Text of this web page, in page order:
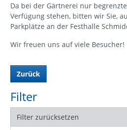
Da bei der Gärtnerei nur
Verfügung stehen, bitten wir Sie,
Parkplätze an der Festhalle
Wir freuen uns auf viele Besucher!
Zurück
Filter
Filter zurücksetzen